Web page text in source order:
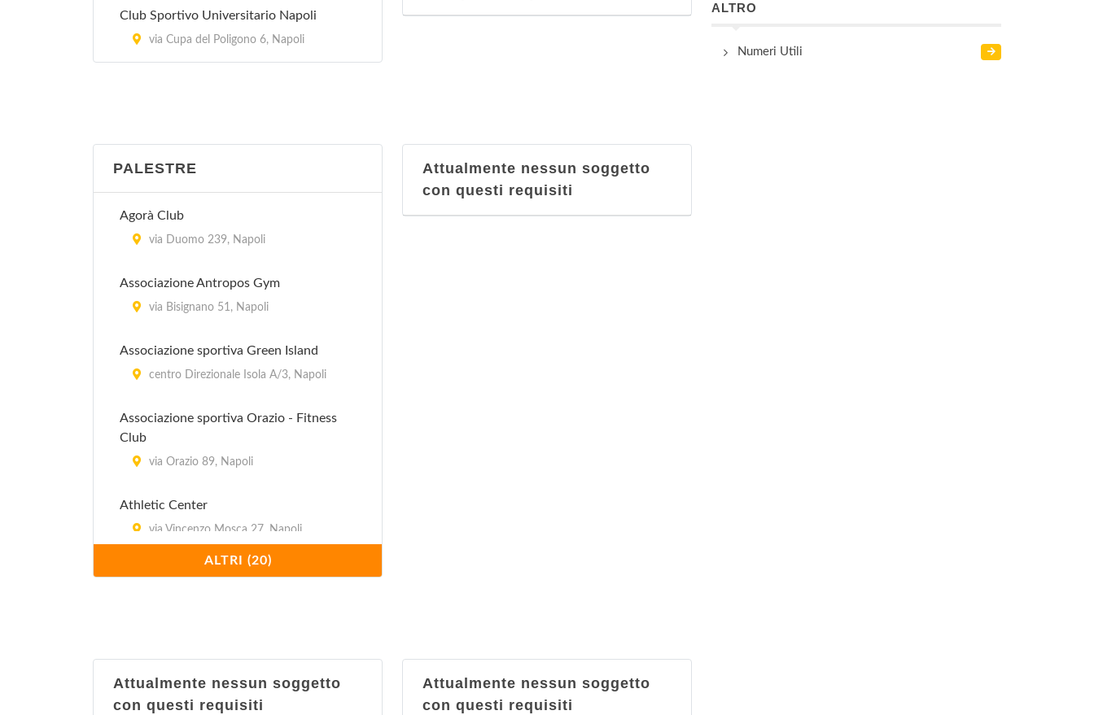
Club Sportivo Universitario Napoli
via Cupa del Poligono 6, Napoli
PALESTRE
Agorà Club
via Duomo 239, Napoli
Associazione Antropos Gym
via Bisignano 51, Napoli
Associazione sportiva Green Island
centro Direzionale Isola A/3, Napoli
Associazione sportiva Orazio - Fitness
Club
via Orazio 89, Napoli
Athletic Center
via Vincenzo Mosca 27, Napoli
Bodyguard
ALTRI (20)
Attualmente nessun soggetto
con questi requisiti
Attualmente nessun soggetto
con questi requisiti
Attualmente nessun soggetto
con questi requisiti
ALTRO
Numeri Utili